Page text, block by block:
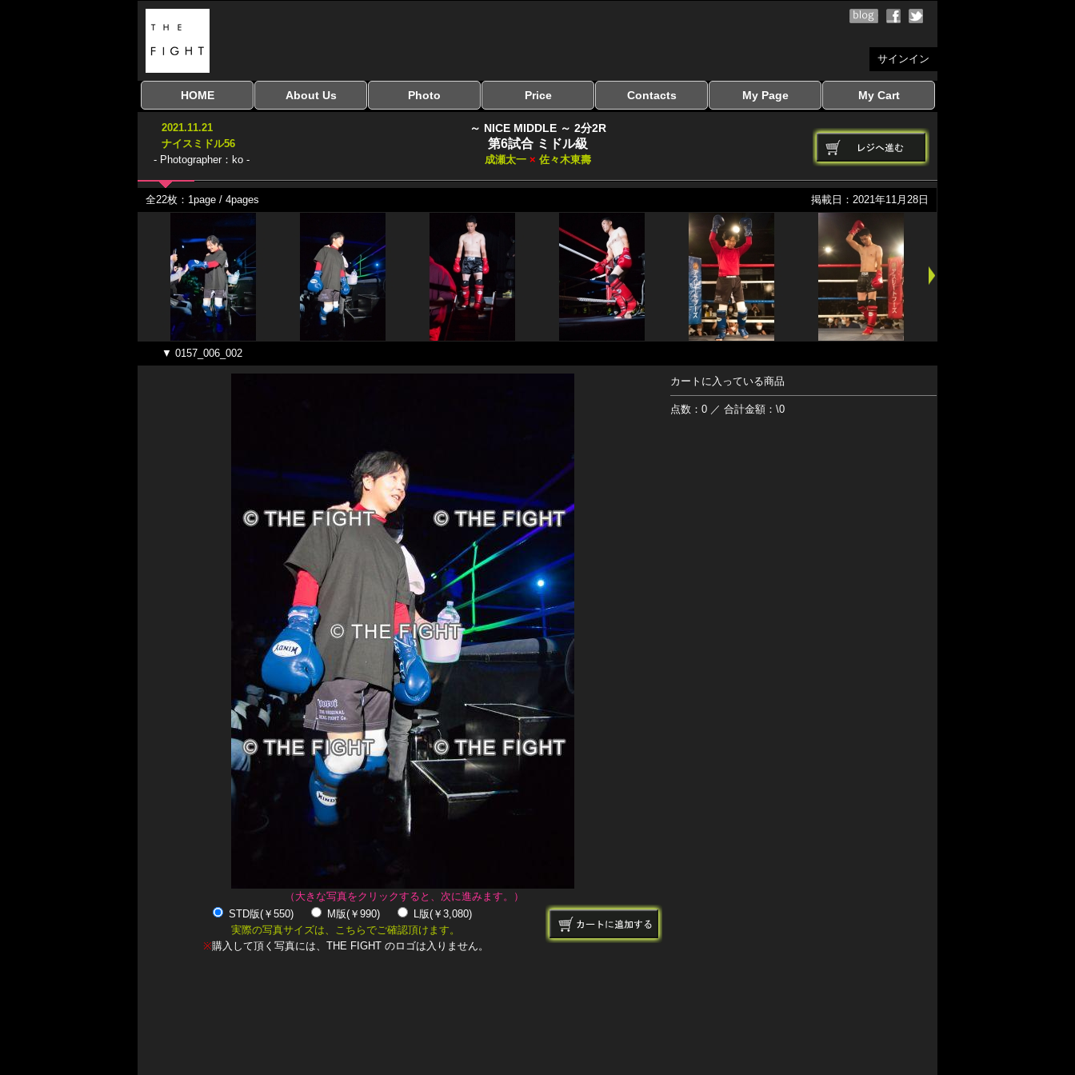
サインイン
HOME
全興行を表示
ナイスミドル
アマチュアキック
協議会
全日本学生キック
建武館キッズ大会
Bigbang
おやじファイト
About Us Photo Price
料金
お支払い方法
Contacts My Page My Cart
カートを見る
2021.11.21
ナイスミドル56
- Photographer：ko -
～ NICE MIDDLE ～ 2分2R
第6試合 ミドル級
成瀬太一 × 佐々木東壽
全22枚：1page / 4pages 掲載日：2021年11月28日
▼ 0157_006_002
（大きな写真をクリックすると、次に進みます。）
STD版(￥550)
M版(￥990)
L版(￥3,080)
実際の写真サイズは、こちらでご確認頂けます。
※購入して頂く写真には、THE FIGHT のロゴは入りません。
カートに入っている商品
点数：0 ／ 合計金額：\0